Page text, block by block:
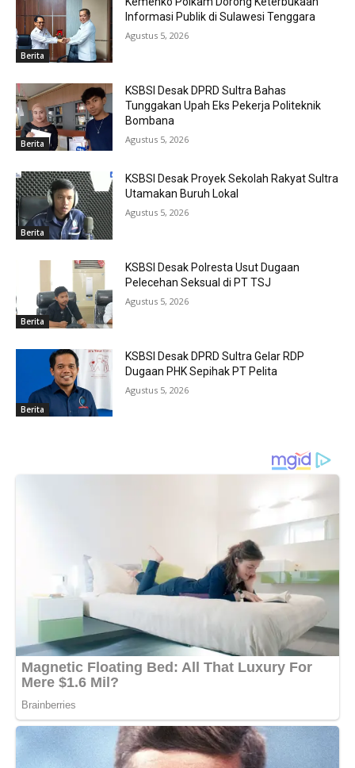
Berita
Informasi Publik di Sulawesi Tenggara
Agustus 5, 2026
Berita
KSBSI Desak DPRD Sultra Bahas
Tunggakan Upah Eks Pekerja Politeknik
Bombana
Agustus 5, 2026
Berita
KSBSI Desak Proyek Sekolah Rakyat Sultra
Utamakan Buruh Lokal
Agustus 5, 2026
Berita
KSBSI Desak Polresta Usut Dugaan
Pelecehan Seksual di PT TSJ
Agustus 5, 2026
Berita
KSBSI Desak DPRD Sultra Gelar RDP
Dugaan PHK Sepihak PT Pelita
Agustus 5, 2026